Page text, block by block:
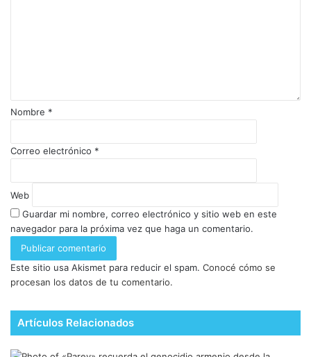
Nombre *
Correo electrónico *
Web
Guardar mi nombre, correo electrónico y sitio web en este
navegador para la próxima vez que haga un comentario.
Este sitio usa Akismet para reducir el spam. Conocé cómo se
procesan los datos de tu comentario.
Artículos Relacionados